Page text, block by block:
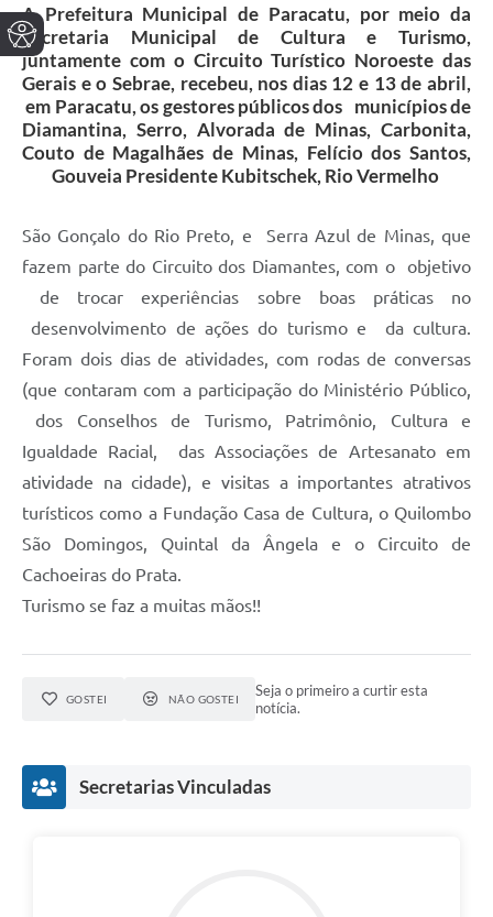
A Prefeitura Municipal de Paracatu, por meio da
Secretaria Municipal de Cultura e Turismo,
juntamente com o Circuito Turístico Noroeste das
Gerais e o Sebrae, recebeu, nos dias 12 e 13 de abril,
em Paracatu, os gestores públicos dos municípios de
Diamantina, Serro, Alvorada de Minas, Carbonita,
Couto de Magalhães de Minas, Felício dos Santos,
Gouveia Presidente Kubitschek, Rio Vermelho
São Gonçalo do Rio Preto, e Serra Azul de Minas, que
fazem parte do Circuito dos Diamantes, com o objetivo
de trocar experiências sobre boas práticas no
desenvolvimento de ações do turismo e da cultura.
Foram dois dias de atividades, com rodas de conversas
(que contaram com a participação do Ministério Público,
dos Conselhos de Turismo, Patrimônio, Cultura e
Igualdade Racial, das Associações de Artesanato em
atividade na cidade), e visitas a importantes atrativos
turísticos como a Fundação Casa de Cultura, o Quilombo
São Domingos, Quintal da Ângela e o Circuito de
Cachoeiras do Prata.
Turismo se faz a muitas mãos!!
GOSTEI NÃO GOSTEI
Seja o primeiro a curtir esta
notícia.
Secretarias Vinculadas